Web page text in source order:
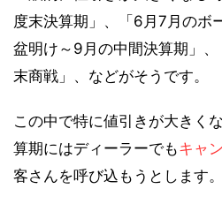
度末決算期」、「6月7月のボ
盆明け～9月の中間決算期」
末商戦」、などがそうです。
この中で特に値引きが大きく
算期にはディーラーでもキャ
客さんを呼び込もうとします。